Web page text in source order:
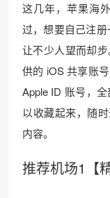
这几年，苹果海
过，想要自己注册
让不少人望而却
供的 iOS 共享账
Apple ID 账号，
以收藏起来，随
内容。
推荐机场1【